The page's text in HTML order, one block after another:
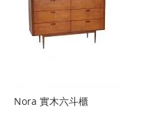
Nora 實木六斗櫃